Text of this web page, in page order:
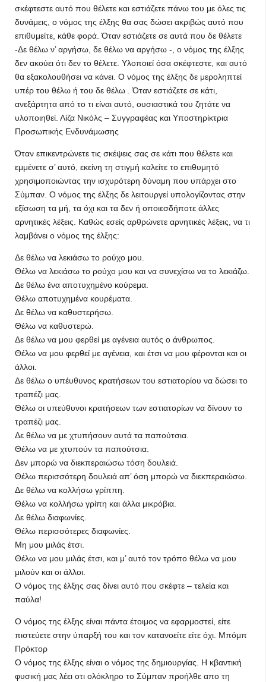
σκέφτεστε αυτό που θέλετε και εστιάζετε πάνω του με όλες τις
δυνάμεις, ο νόμος της έλξης θα σας δώσει ακριβώς αυτό που
επιθυμείτε, κάθε φορά. Όταν εστιάζετε σε αυτά που δε θέλετε
-Δε θέλω ν’ αργήσω, δε θέλω να αργήσω -, ο νόμος της έλξης
δεν ακούει ότι δεν το θέλετε. Υλοποιεί όσα σκέφτεστε, και αυτό
θα εξακολουθήσει να κάνει. Ο νόμος της έλξης δε μεροληπτεί
υπέρ του θέλω ή του δε θέλω . Όταν εστιάζετε σε κάτι,
ανεξάρτητα από το τι είναι αυτό, ουσιαστικά του ζητάτε να
υλοποιηθεί. Λίζα Νικόλς – Συγγραφέας και Υποστηρίκτρια
Προσωπικής Ενδυνάμωσης
Όταν επικεντρώνετε τις σκέψεις σας σε κάτι που θέλετε και
εμμένετε σ’ αυτό, εκείνη τη στιγμή καλείτε το επιθυμητό
χρησιμοποιώντας την ισχυρότερη δύναμη που υπάρχει στο
Σύμπαν. Ο νόμος της έλξης δε λειτουργεί υπολογίζοντας στην
εξίσωση τα μή, τα όχι και τα δεν ή οποιεσδήποτε άλλες
αρνητικές λέξεις. Καθώς εσείς αρθρώνετε αρνητικές λέξεις, να τι
λαμβάνει ο νόμος της έλξης:
Δε θέλω να λεκιάσω το ρούχο μου.
Θέλω να λεκιάσω το ρούχο μου και να συνεχίσω να το λεκιάζω.
Δε θέλω ένα αποτυχημένο κούρεμα.
Θέλω αποτυχημένα κουρέματα.
Δε θέλω να καθυστερήσω.
Θέλω να καθυστερώ.
Δε θέλω να μου φερθεί με αγένεια αυτός ο άνθρωπος.
Θέλω να μου φερθεί με αγένεια, και έτσι να μου φέρονται και οι
άλλοι.
Δε θέλω ο υπέυθυνος κρατήσεων του εστιατορίου να δώσει το
τραπέζι μας.
Θέλω οι υπεύθυνοι κρατήσεων των εστιατορίων να δίνουν το
τραπέζι μας.
Δε θέλω να με χτυπήσουν αυτά τα παπούτσια.
Θέλω να με χτυπούν τα παπούτσια.
Δεν μπορώ να διεκπεραιώσω τόση δουλειά.
Θέλω περισσότερη δουλειά απ’ όση μπορώ να διεκπεραιώσω.
Δε θέλω να κολλήσω γρίππη.
Θέλω να κολλήσω γρίπη και άλλα μικρόβια.
Δε θέλω διαφωνίες.
Θέλω περισσότερες διαφωνίες.
Μη μου μιλάς έτσι.
Θέλω να μου μιλάς έτσι, και μ’ αυτό τον τρόπο θέλω να μου
μιλούν και οι άλλοι.
Ο νόμος της έλξης σας δίνει αυτό που σκέφτε – τελεία και
παύλα!
Ο νόμος της έλξης είναι πάντα έτοιμος να εφαρμοστεί, είτε
πιστεύετε στην ύπαρξή του και τον κατανοείτε είτε όχι. Μπόμπ
Πρόκτορ
Ο νόμος της έλξης είναι ο νόμος της δημιουργίας. Η κβαντική
φυσική μας λέει οτι ολόκληρο το Σύμπαν προήλθε απο τη